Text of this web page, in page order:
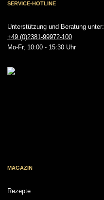
SERVICE-HOTLINE
Unterstützung und Beratung unter:
+49 (0)2381-99972-100
Mo-Fr, 10:00 - 15:30 Uhr
MAGAZIN
Rezepte